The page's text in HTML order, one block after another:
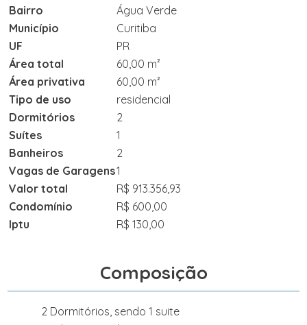
Bairro
Água Verde
Município
Curitiba
UF
PR
Área total
60,00 m²
Área privativa
60,00 m²
Tipo de uso
residencial
Dormitórios
2
Suítes
1
Banheiros
2
Vagas de Garagens1
Valor total
R$ 913.356,93
Condomínio
R$ 600,00
Iptu
R$ 130,00
Composição
2 Dormitórios, sendo 1 suite